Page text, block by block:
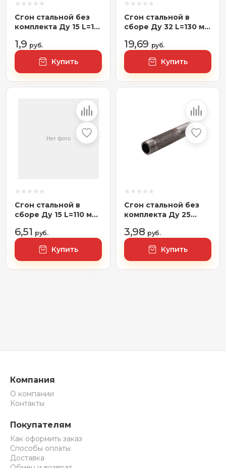
Сгон стальной без
комплекта Ду 15 L=110
1,9 руб.
Купить
Сгон стальной в
сборе Ду 32 L=130 мм
Россия
19,69 руб.
Купить
Сгон стальной в
сборе Ду 15 L=110 мм
Россия
6,51 руб.
Купить
Сгон стальной без
комплекта Ду 25
(00007335)
3,98 руб.
Купить
Компания
О компании
Контакты
Покупателям
Как оформить заказ
Способы оплаты
Доставка